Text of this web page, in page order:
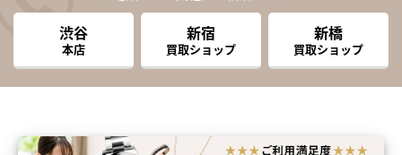
渋谷
本店
新宿
買取ショップ
新橋
買取ショップ